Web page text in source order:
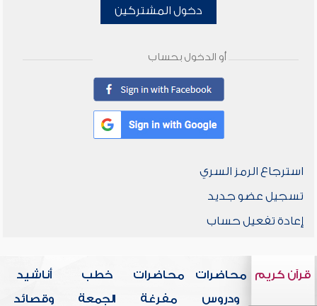
دخول المشتركين
أو الدخول بحساب
استرجاع الرمز السري
تسجيل عضو جديد
إعادة تفعيل حساب
قرآن كريم
محاضرات
ودروس
محاضرات
مفرغة
خطب
الجمعة
أناشيد
وقصائد